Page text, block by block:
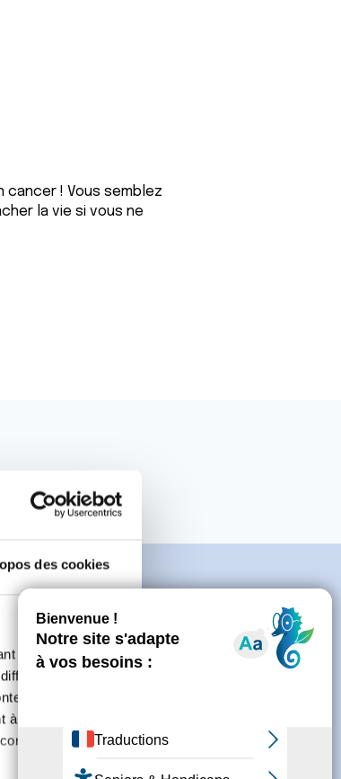
des cookies
des
des
ainsi que de
l'utilisation de
la
cancer ! Vous semblez
la vie si vous ne
de créer un compte.